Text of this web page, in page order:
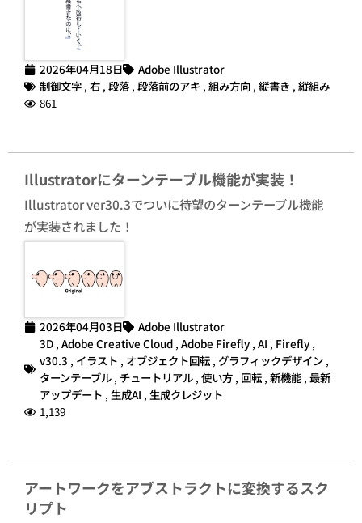
2026年04月18日
Adobe Illustrator
制御文字 , 右 , 段落 , 段落前のアキ , 組み方向 , 縦書き , 縦組み
861
Illustratorにターンテーブル機能が実装！
Illustrator ver30.3でついに待望のターンテーブル機能
が実装されました！
2026年04月03日
Adobe Illustrator
3D , Adobe Creative Cloud , Adobe Firefly , AI , Firefly ,
v30.3 , イラスト , オブジェクト回転 , グラフィックデザイン ,
ターンテーブル , チュートリアル , 使い方 , 回転 , 新機能 , 最新
アップデート , 生成AI , 生成クレジット
1,139
アートワークをアブストラクトに変換するスク
リプト